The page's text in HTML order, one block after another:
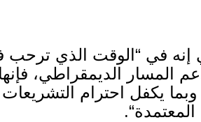
إنه في “ الوقت الذي ترحب
المسار الديمقراطي،
يكفل احترام التشريعات
المعتمدة“.